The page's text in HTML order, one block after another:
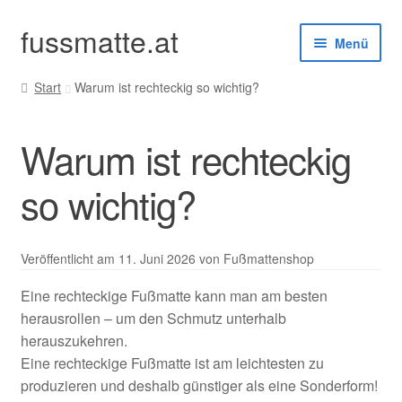
Zur
Navigation
springen
Zum
Inhalt
springen
fussmatte.at Menü
Außenbereich
Innenbereich
Standardgrößen
Kundenservice
Start Warum ist rechteckig so wichtig?
Warum ist rechteckig
so wichtig?
Veröffentlicht am 11. Juni 2026 von Fußmattenshop
Eine rechteckige Fußmatte kann man am besten
herausrollen – um den Schmutz unterhalb
herauszukehren.
Eine rechteckige Fußmatte ist am leichtesten zu
produzieren und deshalb günstiger als eine Sonderform!